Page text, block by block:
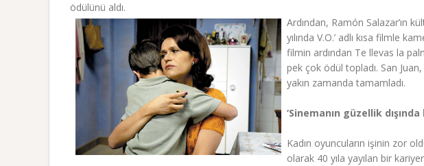
ödülünü aldı.
Ardından, Ramón Salazar’ın
yılında V.O.’ adlı kısa filmle
filmin ardından Te llevas la
pek çok ödül topladı. San
yakın zamanda tamamladı.
‘Sinemanın güzellik dışında
Kadın oyuncuların işinin zor
olarak 40 yıla yayılan bir